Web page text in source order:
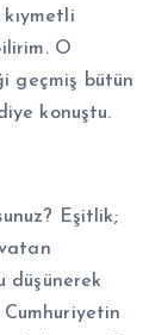
O
geçmiş bütün
konuştu.
Eşitlik;
düşünerek